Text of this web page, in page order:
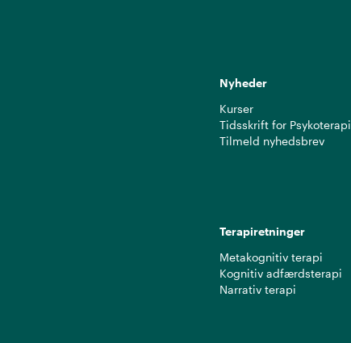
Nyheder
Kurser
Tidsskrift for Psykoterapi
Tilmeld nyhedsbrev
Terapiretninger
Metakognitiv terapi
Kognitiv adfærdsterapi
Narrativ terapi